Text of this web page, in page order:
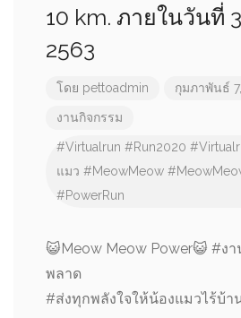
10 km. ภายในวันที่
2563
โดย pettoadmin กุมภาพันธ์
งานกิจกรรม
#Virtualrun #Run2020
แมว #MeowMeow
#PowerRun
😺 Meow Meow Power😺 #ง
พลาด
#ส่งทุกพลังใจให้น้องแมวไร้บ้า